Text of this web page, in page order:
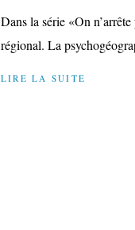
Dans la série «On
régional. La
LIRE LA SUITE